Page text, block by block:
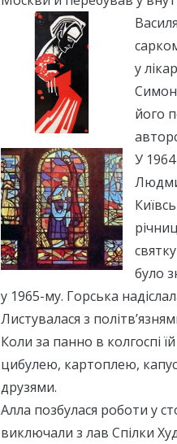
у
його
У
було
у 1965-му. Горська
Листувалася з
Коли за панно в колгоспі
цибулею, картоплею,
друзями.
Алла позбулася роботи у
виключали з лав Спілки